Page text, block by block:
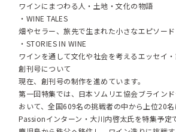
ワインにまつわる人・土地・文化の物語
・WINE TALES
畑やセラー、旅先で生まれた小さなエピソード
・STORIES IN WINE
ワインを通して文化や社会を考えるエッセイ
創刊号について
現在、創刊号の制作を進めています。
第一回特集では、日本ソムリエ協会ブライン
おいて、全国609名の挑戦者の中から上位20
Passionインターン・大川内啓太氏を特集予定で